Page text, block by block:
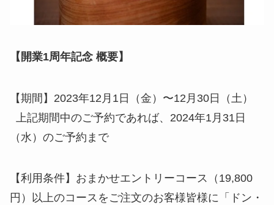
【開業1周年記念 概要】
【期間】2023年12月1日（金）〜12月30日（土）
上記期間中のご予約であれば、2024年1月31日
（水）のご予約まで
【利用条件】おまかせエントリーコース（19,800
円）以上のコースをご注文のお客様皆様に「ドン・